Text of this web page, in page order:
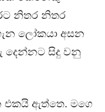
නිතර නිතර
ලෝකයා අසන
දෙන්නට සිදු වනු
එකයි ඇත්තෙ. මගෙ